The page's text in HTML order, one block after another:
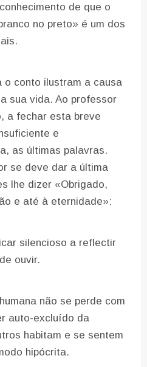
de que o
no preto» é um dos
o conto ilustram a causa
sua vida. Ao professor
a fechar esta breve
e
as últimas palavras.
se deve dar a última
lhe dizer «Obrigado,
e até à eternidade»:
silencioso a reflectir
ouvir.
não se perde com
auto-excluído da
habitam e se sentem
hipócrita.